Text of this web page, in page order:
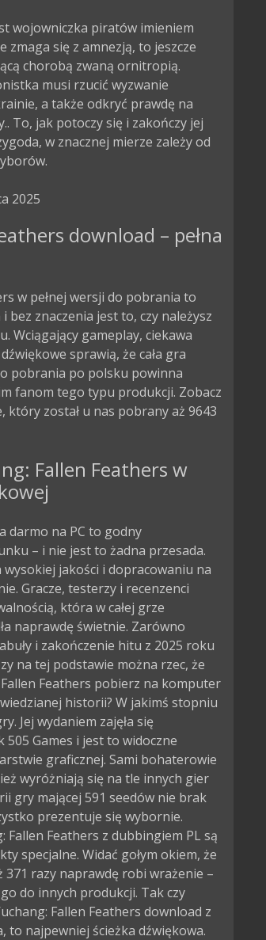
wojowniczka piratów imieniem
zmaga się z amnezją, to jeszcze
chorobą zwaną ornitropią.
musi rzucić wyzwanie
a także odkryć prawdę na
To, jak potoczy się i zakończy jej
w znacznej mierze zależy od
2025
download – pełna
w pełnej wersji do pobrania to
bez znaczenia jest to, czy należysz
Wciągający gameplay, ciekawa
sprawią, że cała gra
pobrania po polsku powinna
fanom tego typu produkcji. Zobacz
który został u nas pobrany aż 9643
Fallen Feathers w
darmo na PC to godny
– i nie jest to żadna przesada.
wysokiej jakości i dopracowaniu na
Gracze, testerzy i recenzenci
która w całej grze
naprawdę świetnie. Zarówno
i zakończenie hitu z 2025 roku
na tej podstawie można rzec, że
Feathers pobierz na komputer
historii? W jakimś stopniu
Jej wydaniem zajęła się
Games i jest to widoczne
graficznej. Sami bohaterowie
wyróżniają się na tle innych gier
gry mającej 591 seedów nie brak
prezentuje się wybornie.
Feathers z dubbingiem PL są
specjalne. Widać gołym okiem, że
razy naprawdę robi wrażenie –
do innych produkcji. Tak czy
Fallen Feathers download z
to najpewniej ścieżka dźwiękowa.